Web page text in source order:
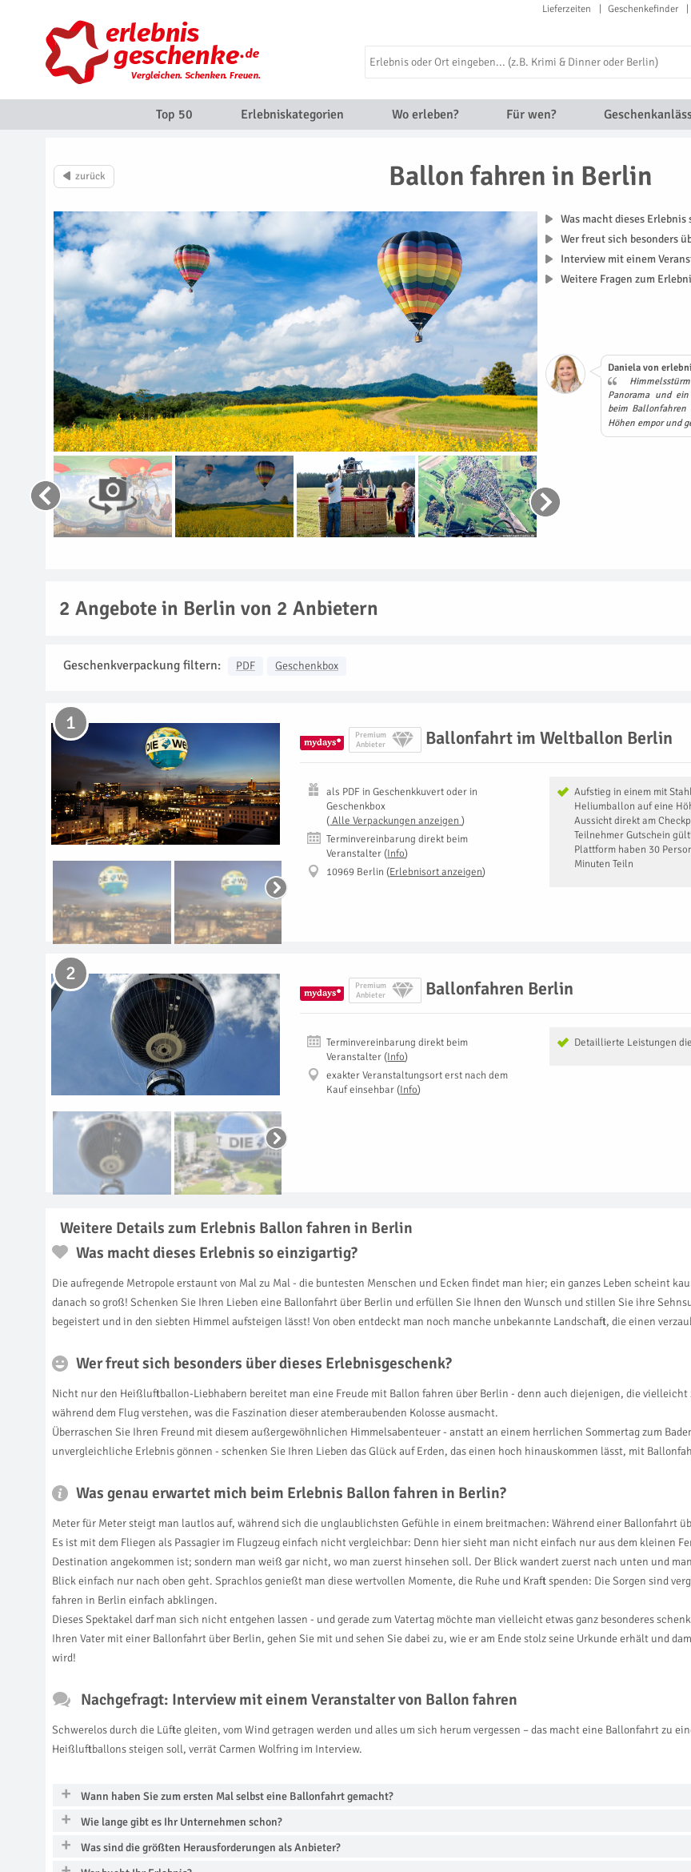
Lieferzeiten Geschenkefinder
Top 50 Erlebniskategorien Wo erleben? Für wen?
Ballon fahren in Berlin
Was macht dieses Erlebnis
Wer freut sich besonders
Interview mit einem
Weitere Fragen zum
Daniela von
Panorama und
beim
Höhen empor und
2 Angebote in Berlin von 2 Anbietern
Geschenkverpackung filtern: PDF Geschenkbox
Premium
Anbieter
Ballonfahrt im Weltballon Berlin
1
Aufstieg in einem mit
Heliumballon auf eine
Aussicht direkt am
Teilnehmer Gutschein
Plattform haben 30
Minuten Teiln
als PDFinGeschenkkuvert oder in
Geschenkbox
( Alle Verpackungen anzeigen )
Terminvereinbarung direkt beim
Veranstalter (Info)
10969 Berlin (Erlebnisort anzeigen)
Premium
Anbieter
Ballonfahren Berlin
2
Detaillierte Leistungen
Terminvereinbarung direkt beim
Veranstalter (Info)
exakter Veranstaltungsort erst nach dem
Kauf einsehbar (Info)
Weitere Details zum Erlebnis Ballon fahren in Berlin
Was macht dieses Erlebnis so einzigartig?
Die aufregende Metropole erstaunt von Mal zu Mal - die buntesten Menschen und Ecken findet man hier; ein ganzes Leben scheint
danach so groß! Schenken Sie Ihren Lieben eine Ballonfahrt über Berlin und erfüllen Sie Ihnen den Wunsch und stillen Sie ihre
begeistert und in den siebten Himmel aufsteigen lässt! Von oben entdeckt man noch manche unbekannte Landschaft, die einen
Wer freut sich besonders über dieses Erlebnisgeschenk?
Nicht nur den Heißluftballon-Liebhabern bereitet man eine Freude mit Ballon fahren über Berlin - denn auch diejenigen, die
während dem Flug verstehen, was die Faszination dieser atemberaubenden Kolosse ausmacht.
Überraschen Sie Ihren Freund mit diesem außergewöhnlichen Himmelsabenteuer - anstatt an einem herrlichen Sommertag zum
unvergleichliche Erlebnis gönnen - schenken Sie Ihren Lieben das Glück auf Erden, das einen hoch hinauskommen lässt, mit
Was genau erwartet mich beim Erlebnis Ballon fahren in Berlin?
Meter für Meter steigt man lautlos auf, während sich die unglaublichsten Gefühle in einem breitmachen: Während einer Ballonfahrt
Es ist mit dem Fliegen als Passagier im Flugzeug einfach nicht vergleichbar: Denn hier sieht man nicht einfach nur aus dem kleinen
Destination angekommen ist; sondern man weiß gar nicht, wo man zuerst hinsehen soll. Der Blick wandert zuerst nach unten und
Blick einfach nur nach oben geht. Sprachlos genießt man diese wertvollen Momente, die Ruhe und Kraft spenden: Die Sorgen sind
fahren in Berlin einfach abklingen.
Dieses Spektakel darf man sich nicht entgehen lassen - und gerade zum Vatertag möchte man vielleicht etwas ganz besonderes
Ihren Vater mit einer Ballonfahrt über Berlin, gehen Sie mit und sehen Sie dabei zu, wie er am Ende stolz seine Urkunde erhält und
wird!
Nachgefragt: Interview mit einem Veranstalter von Ballon fahren
Schwerelos durch die Lüfte gleiten, vom Wind getragen werden und alles um sich herum vergessen – das macht eine Ballonfahrt zu
Heißluftballons steigen soll, verrät Carmen Wolfring im Interview.
Wann haben Sie zum ersten Mal selbst eine Ballonfahrt gemacht?
Wie lange gibt es Ihr Unternehmen schon?
Was sind die größten Herausforderungen als Anbieter?